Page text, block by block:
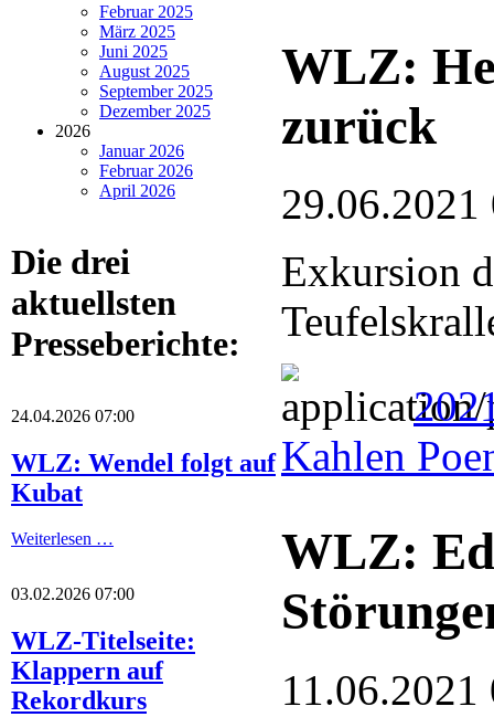
Februar 2025
März 2025
Juni 2025
August 2025
September 2025
Dezember 2025
2026
Januar 2026
Februar 2026
April 2026
Die drei
aktuellsten
Presseberichte:
24.04.2026 07:00
WLZ: Wendel folgt auf
Kubat
Weiterlesen …
03.02.2026 07:00
WLZ-Titelseite:
Klappern auf
Rekordkurs
WLZ:
zurück
29.06.2021
Exkursion
Kahlen
WLZ:
11.06.2021